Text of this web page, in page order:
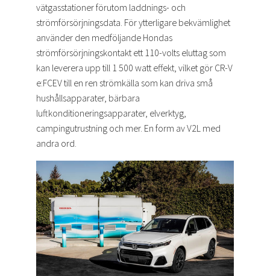
vätgasstationer förutom laddnings- och
strömförsörjningsdata. För ytterligare bekvämlighet
använder den medföljande Hondas
strömförsörjningskontakt ett 110-volts eluttag som
kan leverera upp till 1 500 watt effekt, vilket gör CR-V
e:FCEV till en ren strömkälla som kan driva små
hushållsapparater, bärbara
luftkonditioneringsapparater, elverktyg,
campingutrustning och mer. En form av V2L med
andra ord.